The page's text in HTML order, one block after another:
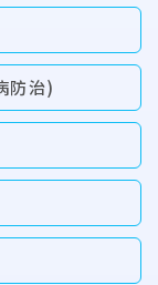
防治)